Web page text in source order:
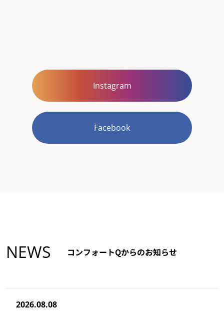
Instagram
Facebook
NEWS コンフォートQからのお知らせ
2026.08.08